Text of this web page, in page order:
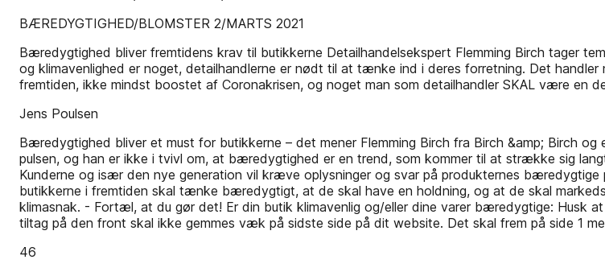
BÆREDYGTIGHED/BLOMSTER 2/MARTS 2021
Bæredygtighed bliver fremtidens krav til butikkerne Detailhandelsekspert Flemming Birch tager
og klimavenlighed er noget, detailhandlerne er nødt til at tænke ind i deres forretning. Det
fremtiden, ikke mindst boostet af Coronakrisen, og noget man som detailhandler SKAL være en
Jens Poulsen
Bæredygtighed bliver et must for butikkerne – det mener Flemming Birch fra Birch &amp; Birch
pulsen, og han er ikke i tvivl om, at bæredygtighed er en trend, som kommer til at strække sig
Kunderne og især den nye generation vil kræve oplysninger og svar på produkternes
butikkerne i fremtiden skal tænke bæredygtigt, at de skal have en holdning, og at de skal
klimasnak. - Fortæl, at du gør det! Er din butik klimavenlig og/eller dine varer bæredygtige: Husk
tiltag på den front skal ikke gemmes væk på sidste side på dit website. Det skal frem på side 1
46